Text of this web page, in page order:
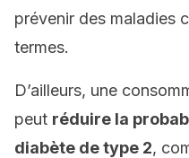
prévenir des maladies
termes.
D’ailleurs, une
peut réduire la
diabète de type 2,